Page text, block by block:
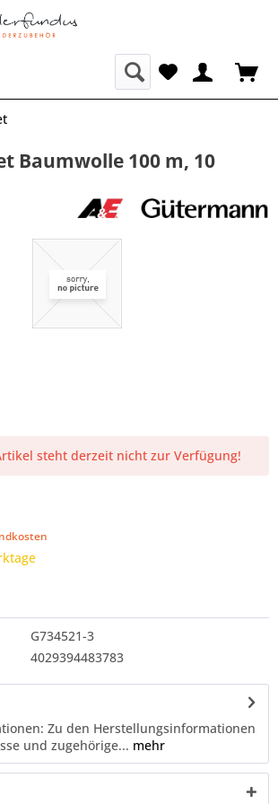
Baumwolle 100 m, 10
steht derzeit nicht zur Verfügung!
G734521-3
4029394483783
Zu den Herstellungsinformationen
und zugehörige... mehr